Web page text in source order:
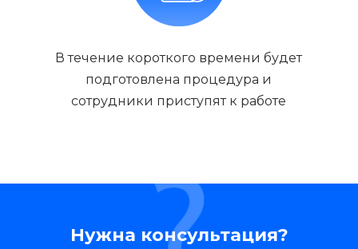
В течение короткого времени будет
подготовлена процедура и
сотрудники приступят к работе
Нужна консультация?